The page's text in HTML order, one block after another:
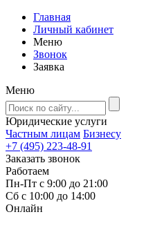
Главная
Личный кабинет
Меню
Звонок
Заявка
Меню
Юридические услуги
Частным лицам Бизнесу
+7 (495) 223-48-91
Заказать звонок
Работаем
Пн-Пт с 9:00 до 21:00
Сб с 10:00 до 14:00
Онлайн